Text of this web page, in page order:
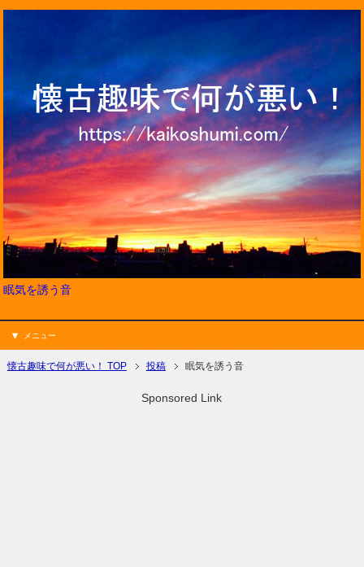
眠気を誘う音
メニュー
懐古趣味で何が悪い！ TOP 投稿 眠気を誘う音
Sponsored Link